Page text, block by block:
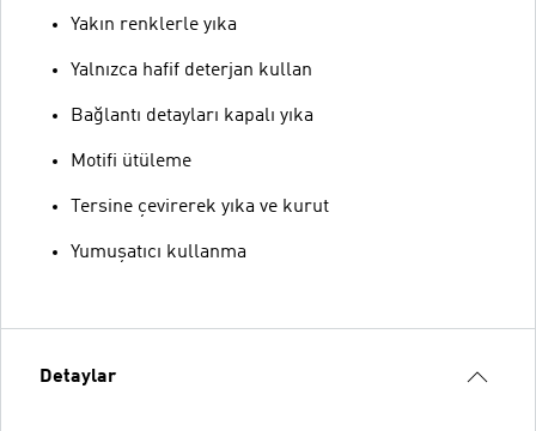
Yakın renklerle yıka
Yalnızca hafif deterjan kullan
Bağlantı detayları kapalı yıka
Motifi ütüleme
Tersine çevirerek yıka ve kurut
Yumuşatıcı kullanma
Detaylar